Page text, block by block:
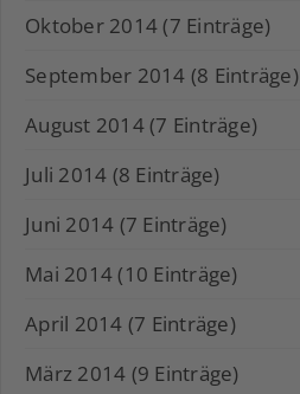
Oktober 2014 (7 Einträge)
September 2014 (8 Einträge)
August 2014 (7 Einträge)
Juli 2014 (8 Einträge)
Juni 2014 (7 Einträge)
Mai 2014 (10 Einträge)
April 2014 (7 Einträge)
März 2014 (9 Einträge)